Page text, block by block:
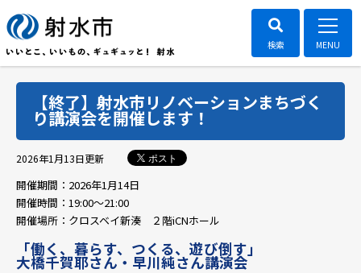
【終了】射水市リノベーションまちづく
り講演会を開催します！
2026年1月13日更新 ポスト
開催期間： 2026年1月14日
開催時間： 19:00～21:00
開催場所： クロスベイ新湊 ２階iCNホール
「働く、暮らす、つくる、遊び倒す」
大橋千賀耶さん・早川純さん講演会